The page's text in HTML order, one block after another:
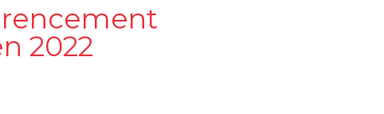
2022